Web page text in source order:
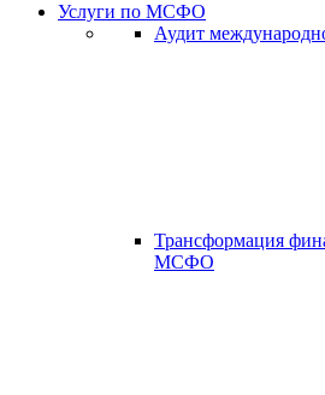
Услуги по МСФО
Аудит
Трансформация
МСФО